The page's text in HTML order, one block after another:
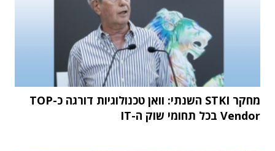
מחקר STKI השנתי: וואן טכנולוגיות דורגה כ-TOP
Vendor בכל תחומי שוק ה-IT